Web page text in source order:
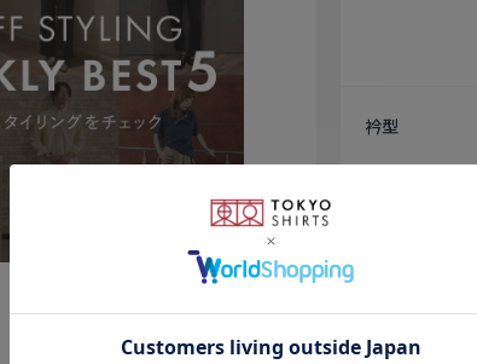
衿型
仕様